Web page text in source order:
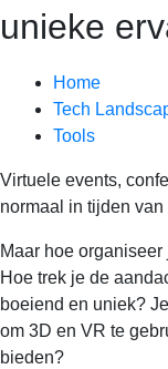
unieke
Home
Tech
Tools
Virtuele events,
normaal in tijden
Maar hoe
Hoe trek je de
boeiend en uniek?
om 3D en VR te
bieden?